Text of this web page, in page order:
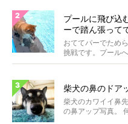
プールに飛び込
ーで踏ん張って
おててパーでため
挑戦です。プール
前足...
柴犬の鼻のドア
柴犬のカワイイ鼻
の鼻アップ写真。